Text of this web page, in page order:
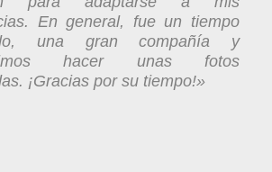
En general, fue un tiempo
una gran compañía y
hacer unas fotos
¡Gracias por su tiempo!»